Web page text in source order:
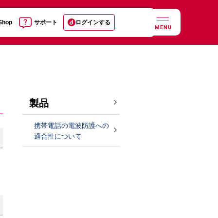
サポート ログインする
MENU
製品
携帯電話の電波防護への
適合性について